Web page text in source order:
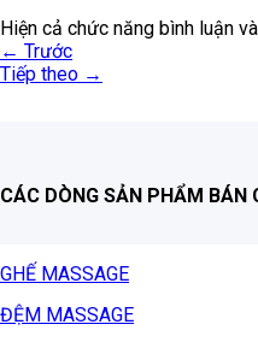
Hiện cả chức năng bình luận
← Trước
Tiếp theo →
CÁC DÒNG SẢN PHẨM BÁN
GHẾ MASSAGE
ĐỆM MASSAGE